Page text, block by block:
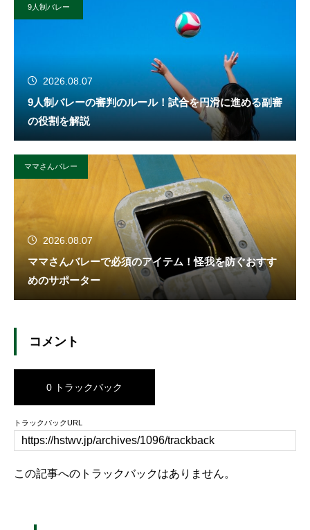
9人制バレー
2026.08.07
9人制バレーの審判のルール！試合を円滑に進める副審
の役割を解説
ママさんバレー
2026.08.07
ママさんバレーで必須のアイテム！怪我を防ぐおすす
めのサポーター
コメント
0 トラックバック
トラックバックURL
この記事へのトラックバックはありません。